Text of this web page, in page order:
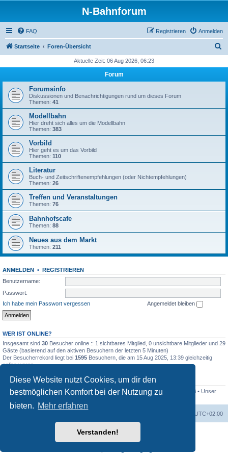
Diese Website nutzt Cookies, um dir den
bestmöglichen Komfort bei der Nutzung zu
bieten. Mehr erfahren
Verstanden!
N-Bahnforum
FAQ Anmelden
Registrieren
Startseite Foren-Übersicht
h
Aktuelle Zeit: 06 Aug 2026, 06:23
Forum
Forumsinfo
Diskussionen und Benachrichtigungen rund um dieses Forum
Themen: 41
Modellbahn
Hier dreht sich alles um die Modellbahn
Themen: 383
Vorbild
Hier geht es um das Vorbild
Themen: 110
Literatur
Buch- und Zeitschriftenempfehlungen (oder Nichtempfehlungen)
Themen: 26
Treffen und Veranstaltungen
Themen: 76
Bahnhofscafe
Themen: 88
Neues aus dem Markt
Themen: 211
ANMELDEN • REGISTRIEREN
Benutzername:
Passwort:
Ich habe mein Passwort vergessen
Angemeldet bleiben
WER IST ONLINE?
Insgesamt sind 30 Besucher online :: 1 sichtbares Mitglied, 0 unsichtbare Mitglieder und 29
Gäste (basierend auf den aktiven Besuchern der letzten 5 Minuten)
Der Besucherrekord liegt bei 1595 Besuchern, die am 15 Aug 2025, 13:39 gleichzeitig
online waren.
STATISTIK
Beiträge insgesamt16952• Themen insgesamt 953 • Mitglieder insgesamt 128 • Unser
neuestes Mitglied:
UTC+02:00
Powered byphpBB® Forum Software © phpBB Limited
phpBB.de